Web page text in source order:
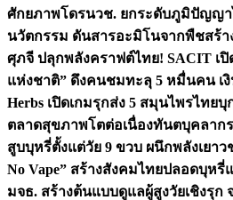
ศักยภาพโดรนวช. ยกระดับภูมิปัญญา
นวัตกรรม ดันสารอะมิโนจากพืชสร้า
ศุภจี ปลุกพลังคราฟต์ไทย! SACIT เ
แห่งชาติ” ดึงคนชมทะลุ 5 หมื่นคน เงิ
Herbs เปิดเกมรุกส่ง 5 สมุนไพรไทย
ตลาดสุขภาพโตต่อเนื่องทันตบุคลากร
สูบบุหรี่ตั้งแต่วัย 9 ขวบ ผนึกพลังเยาว
No Vape” สร้างสังคมไทยปลอดบุหรี่
มจธ. สร้างต้นแบบดูแลผู้สูงวัยเชิงรุก